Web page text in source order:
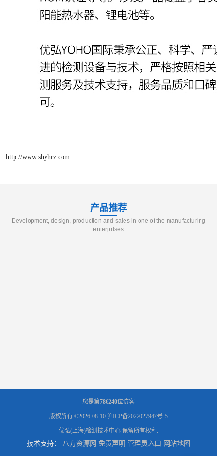
http://www.shyhrz.com
产品推荐
Development, design, production and sales in one of the manufacturing
enterprises
您是第786240位访客
版权所有 ©2026-08-10 沪ICP备2022027947号-5
优弘(上海)检测技术中心 保留所有权利.
技术支持： 八方资源网 免责声明 管理员入口 网站地图